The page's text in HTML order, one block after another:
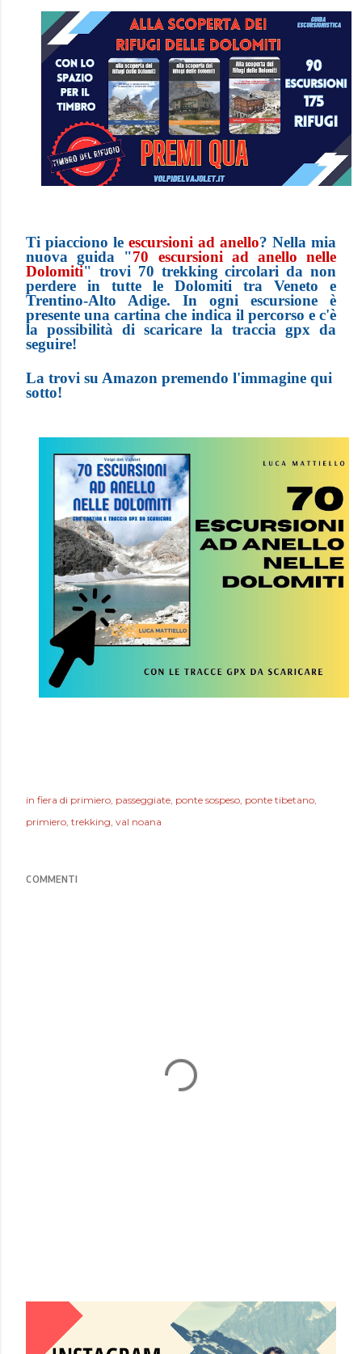
Ti piacciono le escursioni ad anello? Nella mia
nuova guida "70 escursioni ad anello nelle
Dolomiti" trovi 70 trekking circolari da non
perdere in tutte le Dolomiti tra Veneto e
Trentino-Alto Adige. In ogni escursione è
presente una cartina che indica il percorso e c'è
la possibilità di scaricare la traccia gpx da
seguire!
La trovi su Amazon premendo l'immagine qui
sotto!
in fiera di primiero passeggiate ponte sospeso ponte tibetano
primiero trekking val noana
COMMENTI